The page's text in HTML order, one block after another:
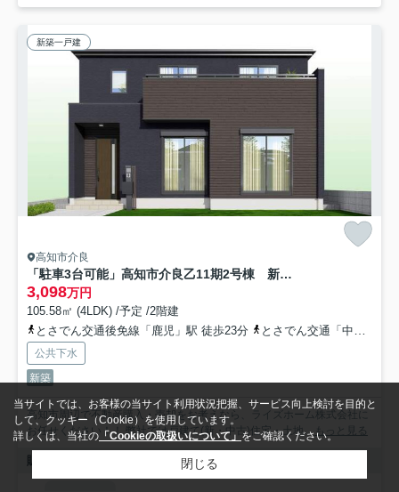
新築一戸建
高知市介良
「駐車3台可能」高知市介良乙11期2号棟 新築一戸建て
3,098万円
105.58㎡ (4LDK) /予定 /2階建
とさでん交通後免線「鹿児」駅 徒歩23分
とさでん交通「中屋（高知県）」バス停下車 徒歩5分
公共下水
新築
高知市周辺で不動産購入・売却をお考えなら、ライズホーム株式会社に
お任せください！！ 弊社では戸建て(新・中古)住宅・土地... もっと見る
販売中の物件
当サイトでは、お客様の当サイト利用状況把握、サービス向上検討を目的と
して、クッキー（Cookie）を使用しています。
詳しくは、当社の 「Cookieの取扱いについて」 をご確認ください。
閉じる